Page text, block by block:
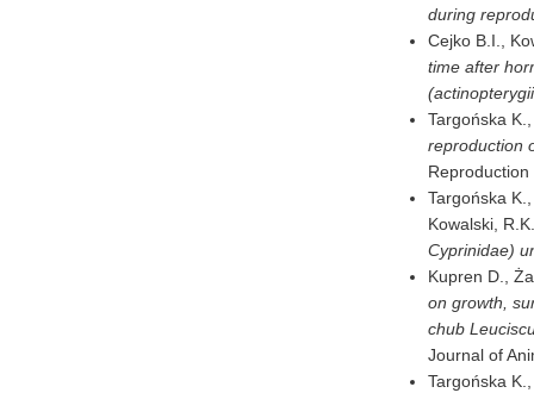
during
Cejko B.I.,
time after
Targońska
reproduction
Targońska
Kowalski,
Cyprinidae)
Kupren D.,
on growth,
chub
Journal of
Targońska